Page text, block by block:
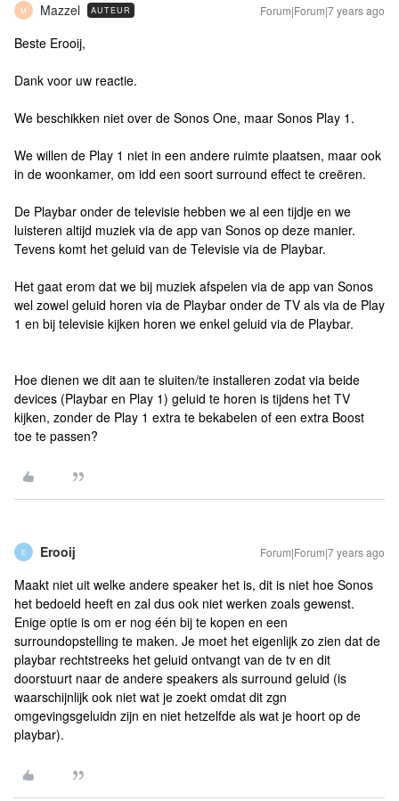
M Mazzel AUTEUR Forum|Forum|7 years ago
Beste Erooij,
Dank voor uw reactie.
We beschikken niet over de Sonos One, maar Sonos Play 1.
We willen de Play 1 niet in een andere ruimte plaatsen, maar ook
in de woonkamer, om idd een soort surround effect te creëren.
De Playbar onder de televisie hebben we al een tijdje en we
luisteren altijd muziek via de app van Sonos op deze manier.
Tevens komt het geluid van de Televisie via de Playbar.
Het gaat erom dat we bij muziek afspelen via de app van Sonos
wel zowel geluid horen via de Playbar onder de TV als via de Play
1 en bij televisie kijken horen we enkel geluid via de Playbar.
Hoe dienen we dit aan te sluiten/te installeren zodat via beide
devices (Playbar en Play 1) geluid te horen is tijdens het TV
kijken, zonder de Play 1 extra te bekabelen of een extra Boost
toe te passen?
E Erooij Forum|Forum|7 years ago
Maakt niet uit welke andere speaker het is, dit is niet hoe Sonos
het bedoeld heeft en zal dus ook niet werken zoals gewenst.
Enige optie is om er nog één bij te kopen en een
surroundopstelling te maken. Je moet het eigenlijk zo zien dat de
playbar rechtstreeks het geluid ontvangt van de tv en dit
doorstuurt naar de andere speakers als surround geluid (is
waarschijnlijk ook niet wat je zoekt omdat dit zgn
omgevingsgeluidn zijn en niet hetzelfde als wat je hoort op de
playbar).